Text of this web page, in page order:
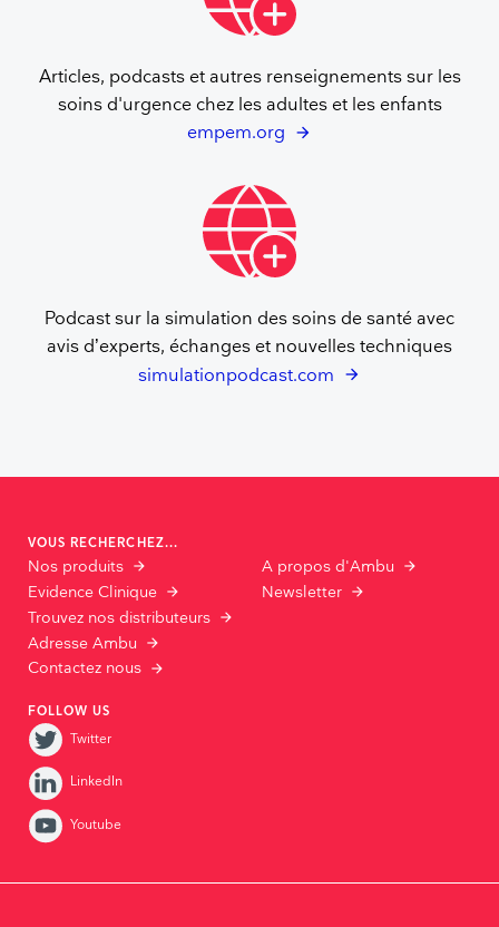
Articles, podcasts et autres renseignements sur les
soins d'urgence chez les adultes et les enfants
empem.org
Podcast sur la simulation des soins de santé avec
avis d’experts, échanges et nouvelles techniques
simulationpodcast.com
VOUS RECHERCHEZ...
Nos produits
Evidence Clinique
Trouvez nos distributeurs
Adresse Ambu
Contactez nous
A propos d'Ambu
Newsletter
FOLLOW US
Twitter
LinkedIn
Youtube